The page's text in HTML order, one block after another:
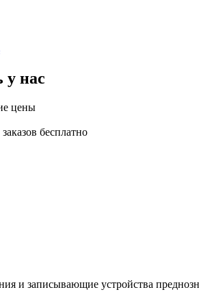
у нас
цены
бесплатно
и записывающие устройства